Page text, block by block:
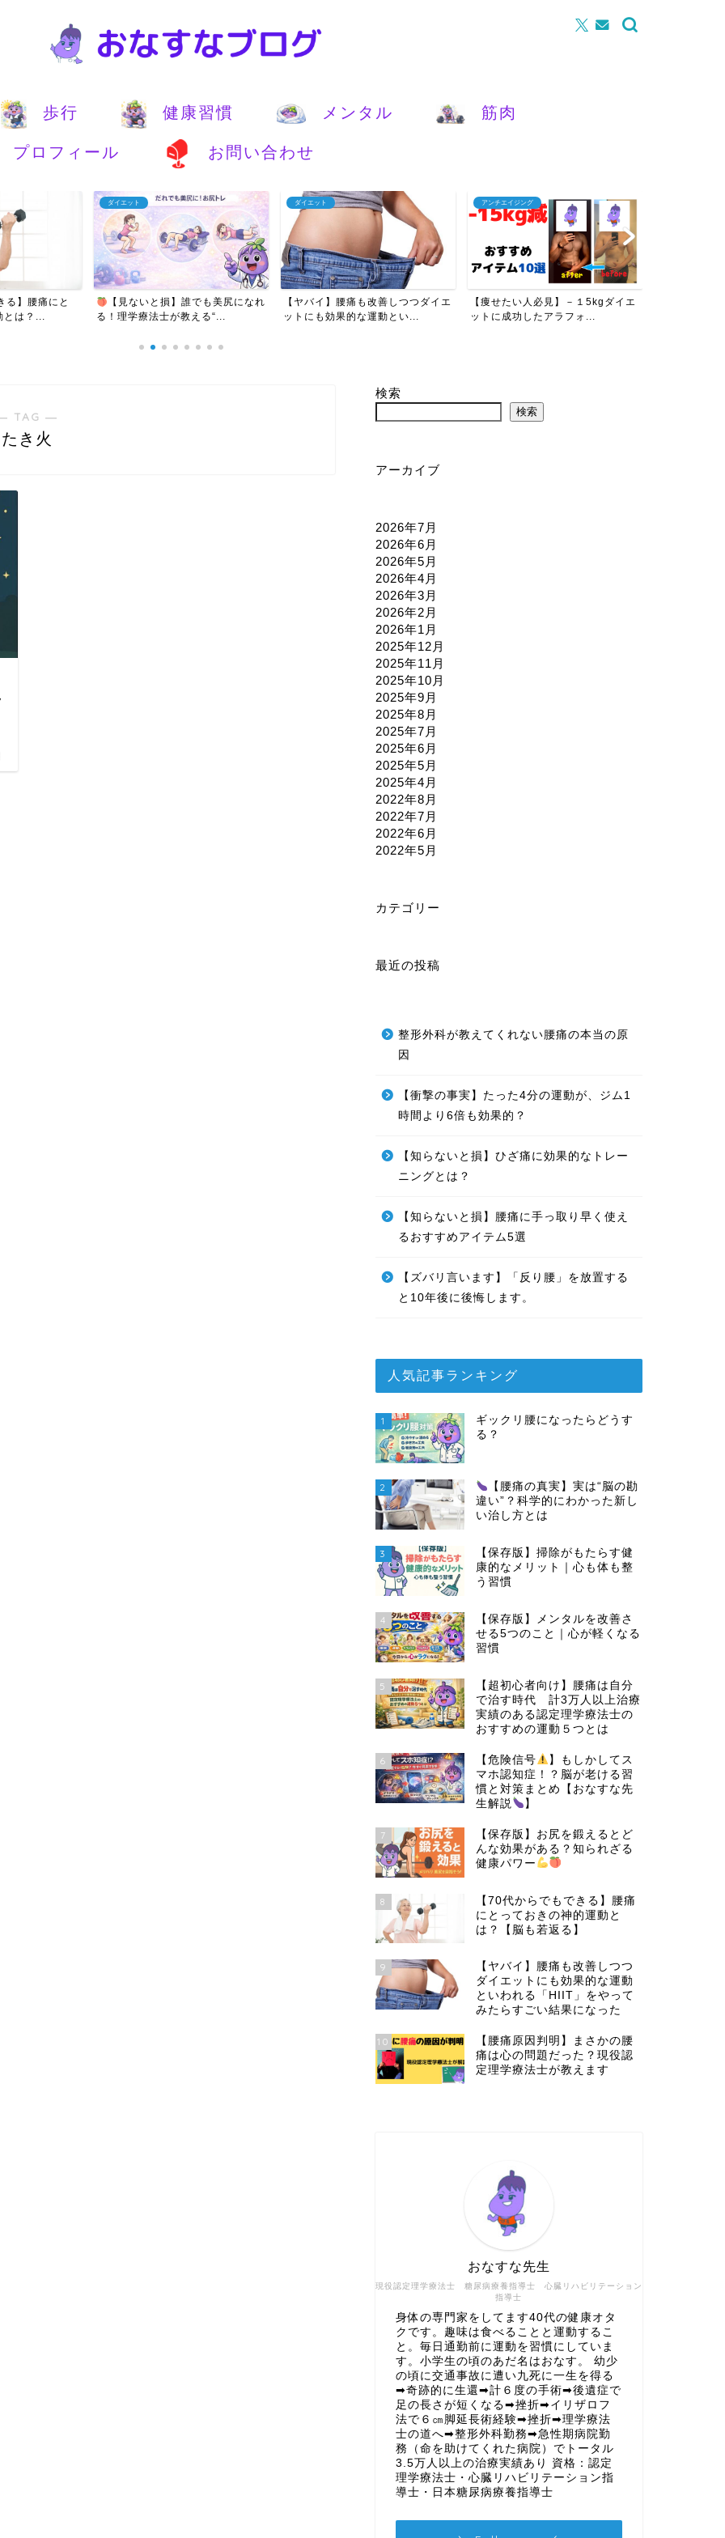
歩行 健康習慣 メンタル
筋肉
プロフィール お問い合わせ
る】腰痛にと
とは？...
ダイエット
【見ないと損】誰でも美尻になれ
る！理学療法士が教える“...
ダイエット
【ヤバイ】腰痛も改善しつつダイエ
ットにも効果的な運動とい...
アンチエイジング
【痩せたい人必見】－１5kgダイエ
ットに成功したアラフォ...
TAG ―
たき火
検索
検索
アーカイブ
2026年7月
2026年6月
2026年5月
2026年4月
2026年3月
2026年2月
2026年1月
2025年12月
2025年11月
2025年10月
2025年9月
2025年8月
2025年7月
2025年6月
2025年5月
2025年4月
2022年8月
2022年7月
2022年6月
2022年5月
カテゴリー
最近の投稿
整形外科が教えてくれない腰痛の本当の原
因
【衝撃の事実】たった4分の運動が、ジム1
時間より6倍も効果的？
【知らないと損】ひざ痛に効果的なトレー
ニングとは？
【知らないと損】腰痛に手っ取り早く使え
るおすすめアイテム5選
【ズバリ言います】「反り腰」を放置する
と10年後に後悔します。
人気記事ランキング
1
ギックリ腰になったらどうす
る？
2
【腰痛の真実】実は“脳の勘
違い”？科学的にわかった新し
い治し方とは
3
【保存版】掃除がもたらす健
康的なメリット｜心も体も整
う習慣
4
【保存版】メンタルを改善さ
せる5つのこと｜心が軽くなる
習慣
5
【超初心者向け】腰痛は自分
で治す時代 計3万人以上治療
実績のある認定理学療法士の
おすすめの運動５つとは
6 【危険信号
】もしかしてス
マホ認知症！？脳が老ける習
慣と対策まとめ【おなすな先
生解説
】
7
【保存版】お尻を鍛えるとど
んな効果がある？知られざる
健康パワー
8
【70代からでもできる】腰痛
にとっておきの神的運動と
は？【脳も若返る】
9
【ヤバイ】腰痛も改善しつつ
ダイエットにも効果的な運動
といわれる「HIIT」をやって
みたらすごい結果になった
10
【腰痛原因判明】まさかの腰
痛は心の問題だった？現役認
定理学療法士が教えます
現役認定理学療法士 糖尿病療養指導士 心臓リハビリテーション
指導士
おなすな先生
身体の専門家をしてます40代の健康オタ
クです。趣味は食べることと運動するこ
と。毎日通勤前に運動を習慣にしていま
す。小学生の頃のあだ名はおなす。 幼少
の頃に交通事故に遭い九死に一生を得る
➡奇跡的に生還➡計６度の手術➡後遺症で
足の長さが短くなる➡挫折➡イリザロフ
法で６㎝脚延長術経験➡挫折➡理学療法
士の道へ➡整形外科勤務➡急性期病院勤
務（命を助けてくれた病院）でトータル
3.5万人以上の治療実績あり 資格：認定
理学療法士・心臓リハビリテーション指
導士・日本糖尿病療養指導士